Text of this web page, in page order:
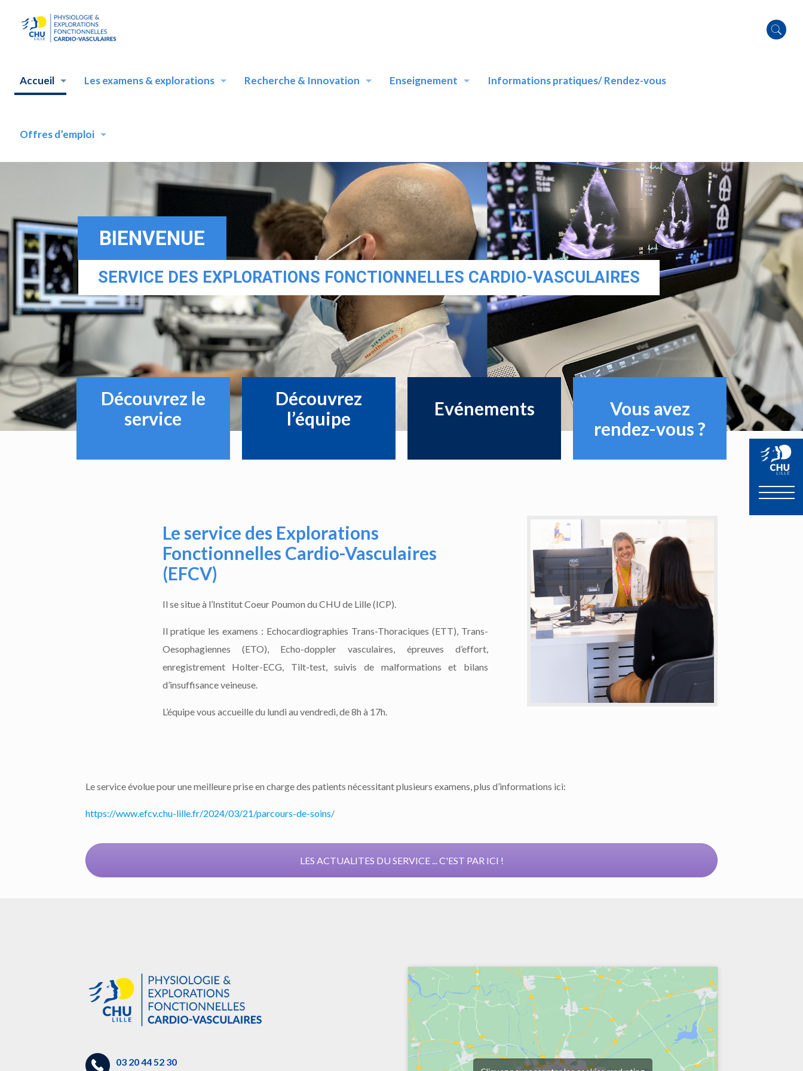
Accueil Les examens & explorations Recherche & Innovation Enseignement Informations pratiques/ Rendez-vous
Offres d’emploi
SERVICE DES EXPLORATIONS FONCTIONNELLES CARDIO-VASCULAIRES
BIENVENUE
Découvrez le
service
Découvrez
l’équipe
Evénements
Vous avez
rendez-vous ?
Le service des Explorations
Fonctionnelles Cardio-Vasculaires
(EFCV)
Il se situe à l’Institut Coeur Poumon du CHU de Lille (ICP).
Il pratique les examens : Echocardiographies Trans-Thoraciques (ETT), Trans-
Oesophagiennes (ETO), Echo-doppler vasculaires, épreuves d’effort,
enregistrement Holter-ECG, Tilt-test, suivis de malformations et bilans
d’insuffisance veineuse.
L’équipe vous accueille du lundi au vendredi, de 8h à 17h.
Le service évolue pour une meilleure prise en charge des patients nécessitant plusieurs examens, plus d’informations ici:
https://www.efcv.chu-lille.fr/2024/03/21/parcours-de-soins/
LES ACTUALITES DU SERVICE ... C'EST PAR ICI !
03 20 44 52 30